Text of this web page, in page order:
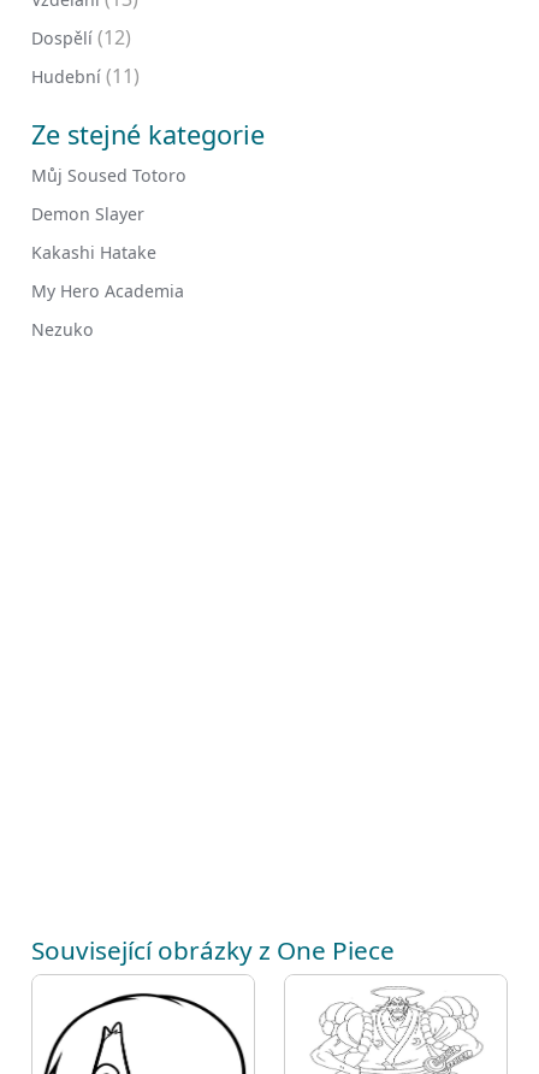
Dospělí (12)
Hudební (11)
Ze stejné kategorie
Můj Soused Totoro
Demon Slayer
Kakashi Hatake
My Hero Academia
Nezuko
Související obrázky z One Piece